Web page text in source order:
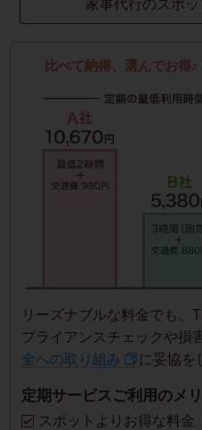
家事代行のスポ
比べて納得、選んでお得♪
リーズナブルな料金でも、
プライアンスチェックや損
全への取り組み
に妥協を
定期サービスご利用のメ
スポットよりお得な料金